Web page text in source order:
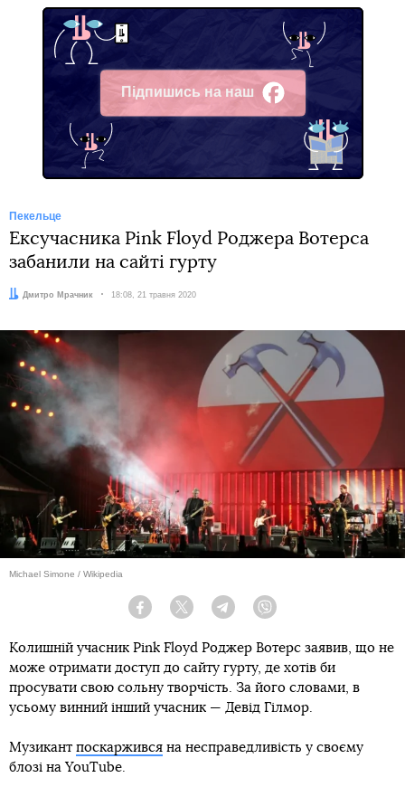
Підпишись на наш
Facebook
Пекельце
Ексучасника Pink Floyd Роджера Вотерса
забанили на сайті гурту
Автор:
Дмитро Мрачник Дата:
18:08, 21 травня 2020
Michael Simone / Wikipedia
Facebook Twitter Telegram
Колишній учасник Pink Floyd Роджер Вотерс заявив, що не
може отримати доступ до сайту гурту, де хотів би
просувати свою сольну творчість. За його словами, в
усьому винний інший учасник — Девід Гілмор.
Музикант поскаржився на несправедливість у своєму
блозі на YouTube.